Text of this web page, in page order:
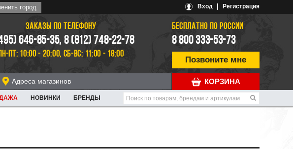
город Вход Регистрация
ЗАКАЗЫ ПО ТЕЛЕФОНУ
646-85-35, 8 (812) 748-22-78
ПТ: 10:00 - 20:00, СБ-ВС: 11:00 - 18:00
БЕСПЛАТНО ПО РОССИИ
8 800 333-53-73
Позвоните мне
КОРЗИНА
Адреса магазинов
НОВИНКИ БРЕНДЫ